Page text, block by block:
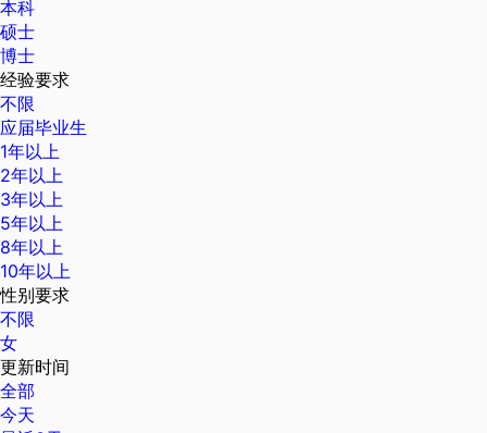
本科
硕士
博士
经验要求
不限
应届毕业生
1年以上
2年以上
3年以上
5年以上
8年以上
10年以上
性别要求
不限
女
更新时间
全部
今天